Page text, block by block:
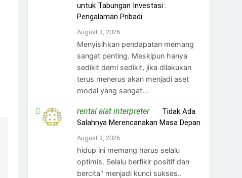
untuk Tabungan Investasi :
Pengalaman Pribadi
August 3, 2026
Menyisihkan pendapatan memang
sangat penting. Meskipun hanya
sedikit demi sedikit, jika dilakukan
terus menerus akan menjadi aset
modal yang sangat…
rental alat interpreteron Tidak Ada
Salahnya Merencanakan Masa Depan
August 3, 2026
hidup ini memang harus selalu
optimis. Selalu berfikir positif dan
bercita" menjadi kunci sukses..